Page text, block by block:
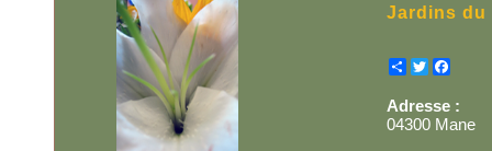
Jardins du
Partager
Twitter
Adresse :
04300 Mane